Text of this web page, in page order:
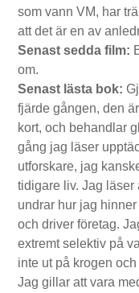
som vann VM, har
att det är en av
Senast sedda film:
om.
Senast lästa bok:
fjärde gången, den
kort, och behandlar
gång jag läser
utforskare, jag
tidigare liv. Jag
undrar hur jag
och driver företag.
extremt selektiv på
inte ut på krogen
Jag gillar att vara